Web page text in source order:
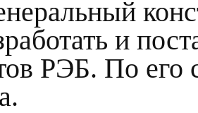
и
РЭБ. По его